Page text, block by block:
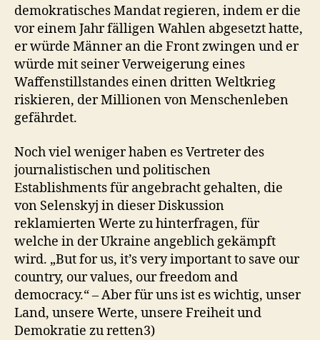
demokratisches Mandat regieren, indem er die
vor einem Jahr fälligen Wahlen abgesetzt hatte,
er würde Männer an die Front zwingen und er
würde mit seiner Verweigerung eines
Waffenstillstandes einen dritten Weltkrieg
riskieren, der Millionen von Menschenleben
gefährdet.
Noch viel weniger haben es Vertreter des
journalistischen und politischen
Establishments für angebracht gehalten, die
von Selenskyj in dieser Diskussion
reklamierten Werte zu hinterfragen, für
welche in der Ukraine angeblich gekämpft
wird. „But for us, it’s very important to save our
country, our values, our freedom and
democracy.“ – Aber für uns ist es wichtig, unser
Land, unsere Werte, unsere Freiheit und
Demokratie zu retten3)